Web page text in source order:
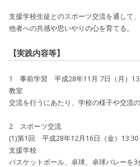
支援学校生徒とのスポーツ交流を通して
他者への共感や思いやりの心を育てる。
【実践内容等】
1 事前学習 平成28年11月 7日（月）
教室
交流を行うにあたり、学校の様子や交流
2 スポーツ交流
(1)第1回 平成28年12月16日（金）
支援学校
バスケットボール、卓球、卓球バレーを3